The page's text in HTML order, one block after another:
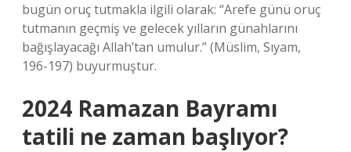
bugün oruç tutmakla ilgili olarak: “Arefe günü oruç
tutmanın geçmiş ve gelecek yılların günahlarını
bağışlayacağı Allah’tan umulur.” (Müslim, Sıyam,
196-197) buyurmuştur.
2024 Ramazan Bayramı
tatili ne zaman başlıyor?